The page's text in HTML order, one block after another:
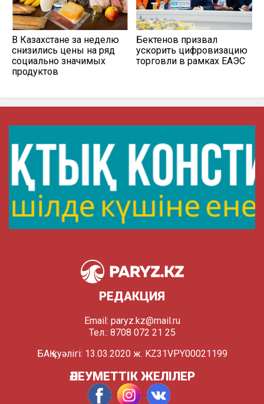
В Казахстане за неделю
снизились цены на ряд
социально значимых
продуктов
Бектенов призвал
ускорить цифровизацию
торговли в рамках ЕАЭС
РЕДАКЦИЯ
Email: paryz.kz@mail.ru
Тел.: 8708 072 21 25
БАҚ куәлігі: 13.03.2020 ж. KZ31VPY00021199
ӘЛЕУМЕТТІК ЖЕЛІЛЕР